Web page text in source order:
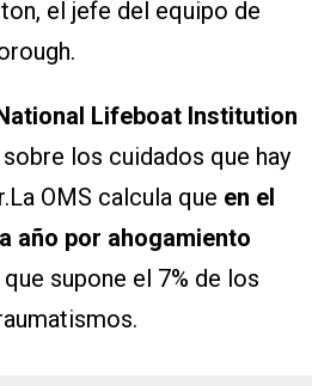
el jefe del equipo de
Lifeboat Institution
los cuidados que hay
OMS calcula que en el
año por ahogamiento
que supone el 7% de los